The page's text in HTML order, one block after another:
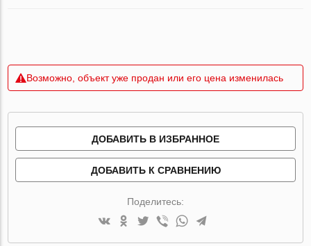
Возможно, объект уже продан или его цена изменилась
ДОБАВИТЬ В ИЗБРАННОЕ
ДОБАВИТЬ К СРАВНЕНИЮ
Поделитесь: